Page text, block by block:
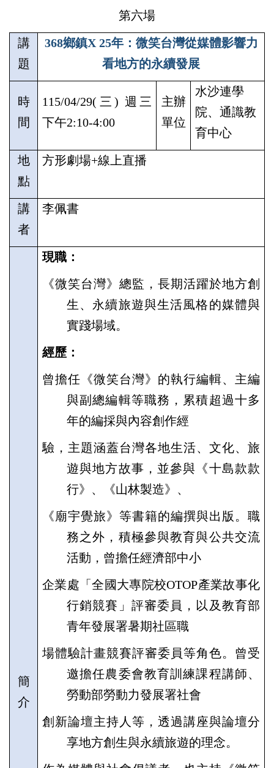
第六場
講
題
368鄉鎮X 25年：微笑台灣從媒體影響力
看地方的永續發展
時
間
115/04/29( 三 ) 週三
下午2:10-4:00
主辦
單位
水沙連學
院、通識教
育中心
地
點
方形劇場+線上直播
講
者
李佩書
簡
介
現職：
《微笑台灣》總監，長期活躍於地方創
生、永續旅遊與生活風格的媒體與
實踐場域。
經歷：
曾擔任《微笑台灣》的執行編輯、主編
與副總編輯等職務，累積超過十多
年的編採與內容創作經
驗，主題涵蓋台灣各地生活、文化、旅
遊與地方故事，並參與《十島款款
行》、《山林製造》、
《廟宇覺旅》等書籍的編撰與出版。職
務之外，積極參與教育與公共交流
活動，曾擔任經濟部中小
企業處「全國大專院校OTOP產業故事化
行銷競賽」評審委員，以及教育部
青年發展署暑期社區職
場體驗計畫競賽評審委員等角色。曾受
邀擔任農委會教育訓練課程講師、
勞動部勞動力發展署社會
創新論壇主持人等，透過講座與論壇分
享地方創生與永續旅遊的理念。